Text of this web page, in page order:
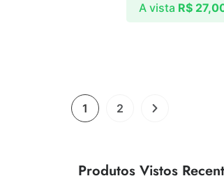
A vista R$
1 2
Produtos Vistos